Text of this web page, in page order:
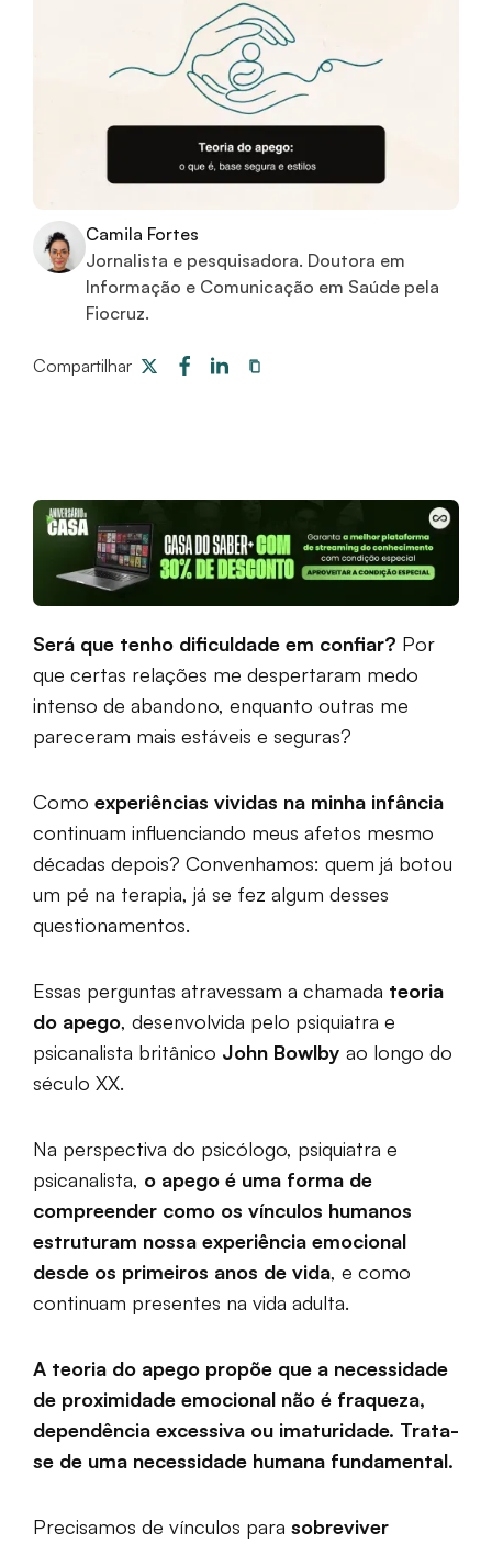
Camila Fortes
Jornalista e pesquisadora. Doutora em
Informação e Comunicação em Saúde pela
Fiocruz.
Compartilhar
Será que tenho dificuldade em confiar? Por
que certas relações me despertaram medo
intenso de abandono, enquanto outras me
pareceram mais estáveis e seguras?
Como experiências vividas na minha infância
continuam influenciando meus afetos mesmo
décadas depois? Convenhamos: quem já botou
um pé na terapia, já se fez algum desses
questionamentos.
Essas perguntas atravessam a chamada teoria
do apego, desenvolvida pelo psiquiatra e
psicanalista britânico John Bowlby ao longo do
século XX.
Na perspectiva do psicólogo, psiquiatra e
psicanalista, o apego é uma forma de
compreender como os vínculos humanos
estruturam nossa experiência emocional
desde os primeiros anos de vida, e como
continuam presentes na vida adulta.
A teoria do apego propõe que a necessidade
de proximidade emocional não é fraqueza,
dependência excessiva ou imaturidade. Trata-
se de uma necessidade humana fundamental.
Precisamos de vínculos para sobreviver